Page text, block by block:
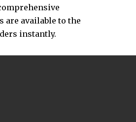
are available to the
instantly.